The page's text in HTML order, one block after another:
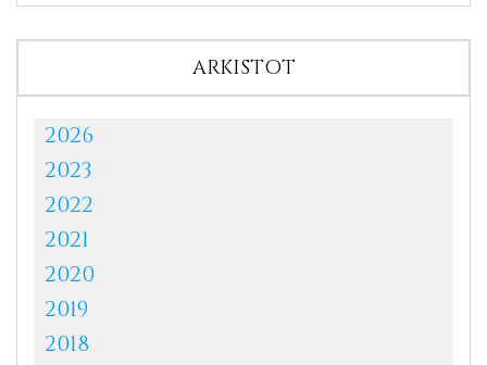
ARKISTOT
2026
2023
2022
2021
2020
2019
2018